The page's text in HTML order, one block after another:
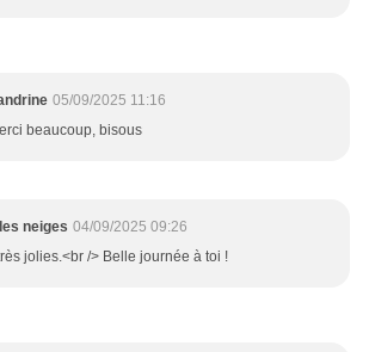
05/09/2025 11:16
beaucoup, bisous
neiges 04/09/2025 09:26
jolies.<br /> Belle journée à toi !